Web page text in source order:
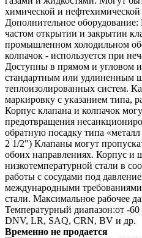
химической и
Дополнительное
частом открытии и закрытии
промышленном холодильном
колпачок - используется при
Доступны в прямом и угловом
стандартным или удлиненным
теплоизолированных систем.
маркировку с указанием типа,
Корпус клапана и колпачок
предотвращения
обратную посадку типа
2 1/2") Клапаны могут
обоих направлениях. Корпус и
низкотемпературной стали в
работы с сосудами под
международными
стали. Максимальное рабочее
Температурный диапазон:от -
DNV, LR, SAQ, CRN, BV и др.
Временно не продается